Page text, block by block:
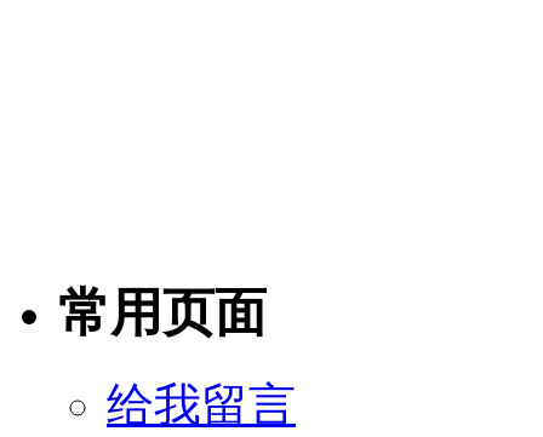
常用页面
给我留言